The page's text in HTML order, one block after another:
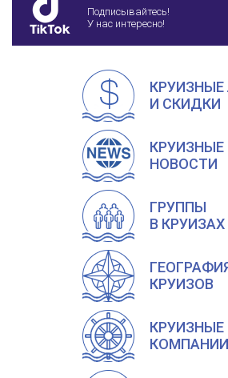
Подписывайтесь!
У нас интересно!
И СКИДКИ
КРУИЗНЫЕ
НОВОСТИ
ГРУППЫ
В КРУИЗАХ
КРУИЗОВ
КРУИЗНЫЕ
КОМПАНИИ